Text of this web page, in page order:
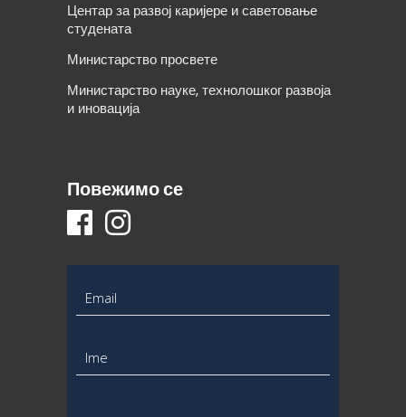
Центар за развој каријере и саветовање
студената
Министарство просвете
Министарство науке, технолошког развоја
и иновација
Повежимо се